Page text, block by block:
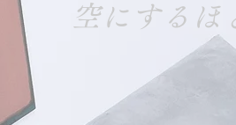
空にするほ